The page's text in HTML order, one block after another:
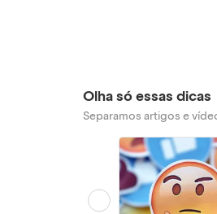
Olha só essas dicas
Separamos artigos e